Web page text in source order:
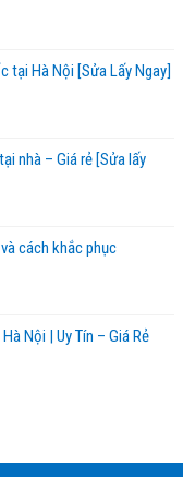
tại Hà Nội [Sửa Lấy Ngay]
nhà – Giá rẻ [Sửa lấy
cách khắc phục
Nội | Uy Tín – Giá Rẻ